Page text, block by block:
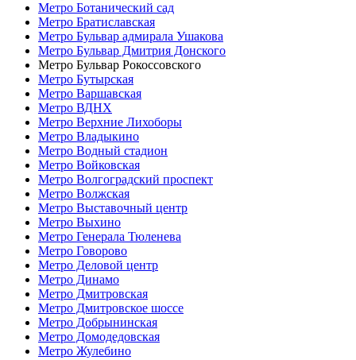
Метро Ботанический сад
Метро Братиславская
Метро Бульвар адмирала Ушакова
Метро Бульвар Дмитрия Донского
Метро Бульвар Рокоссовского
Метро Бутырская
Метро Варшавская
Метро ВДНХ
Метро Верхние Лихоборы
Метро Владыкино
Метро Водный стадион
Метро Войковская
Метро Волгоградский проспект
Метро Волжская
Метро Выставочный центр
Метро Выхино
Метро Генерала Тюленева
Метро Говорово
Метро Деловой центр
Метро Динамо
Метро Дмитровская
Метро Дмитровское шоссе
Метро Добрынинская
Метро Домодедовская
Метро Жулебино